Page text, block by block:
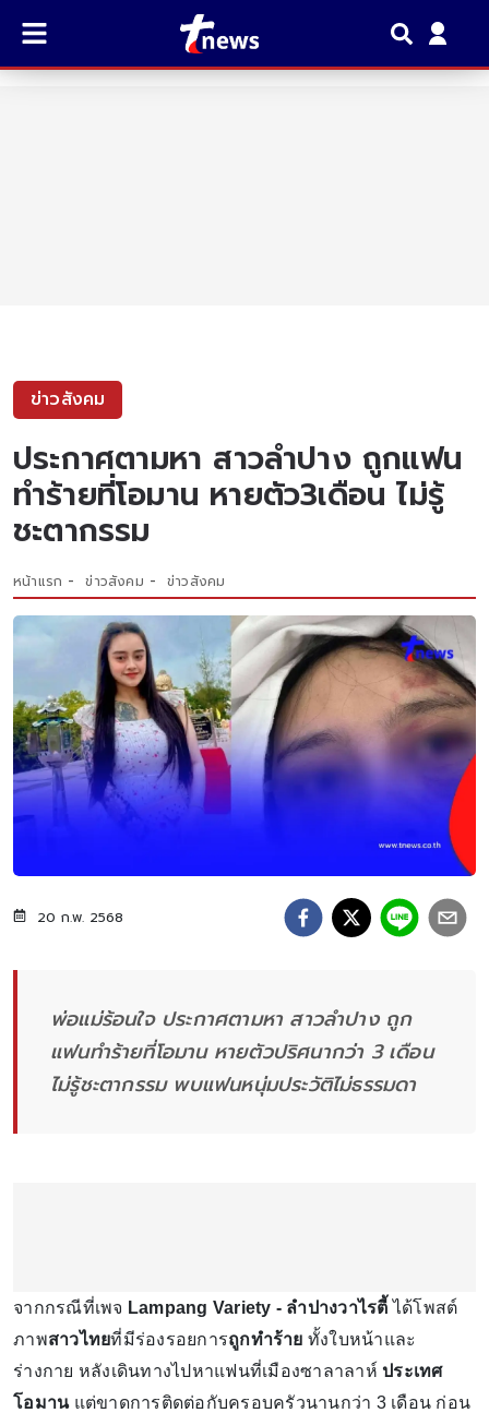
ข่าวสังคม
ประกาศตามหา สาวลำปาง ถูกแฟน
ทำร้ายที่โอมาน หายตัว3เดือน ไม่รู้
ชะตากรรม
หน้าแรก ข่าวสังคม ข่าวสังคม
20 ก.พ. 2568
พ่อแม่ร้อนใจ ประกาศตามหา สาวลำปาง ถูก
แฟนทำร้ายที่โอมาน หายตัวปริศนากว่า 3 เดือน
ไม่รู้ชะตากรรม พบแฟนหนุ่มประวัติไม่ธรรมดา
จากกรณีที่เพจ Lampang Variety - ลำปางวาไรตี้ได้โพสต์
ภาพสาวไทยที่มีร่องรอยการถูกทำร้าย ทั้งใบหน้าและ
ร่างกาย หลังเดินทางไปหาแฟนที่เมืองซาลาลาห์ ประเทศ
โอมาน แต่ขาดการติดต่อกับครอบครัวนานกว่า 3 เดือน ก่อน